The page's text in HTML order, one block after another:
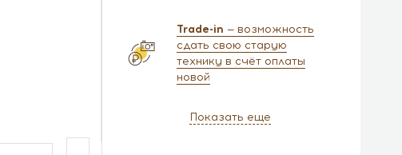
Trade-in — возможность
сдать свою старую
технику в счёт оплаты
новой
Показать еще